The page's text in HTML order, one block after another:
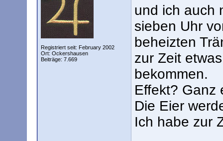
Registriert seit: February 2002
Ort: Ockershausen
Beiträge: 7.669
und ich auch
sieben Uhr
beheizten
zur Zeit
bekommen.
Effekt? Ganz
Die Eier
Ich habe zur